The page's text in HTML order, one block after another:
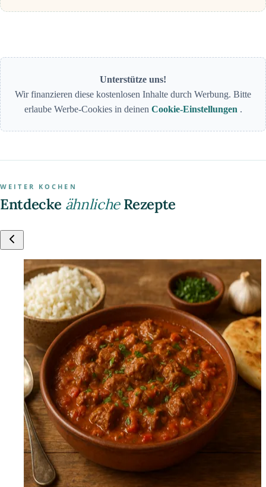
Unterstütze uns!
Wir finanzieren diese kostenlosen Inhalte durch Werbung. Bitte
erlaube Werbe-Cookies in deinen Cookie-Einstellungen .
WEITER KOCHEN
Entdecke ähnlicheRezepte